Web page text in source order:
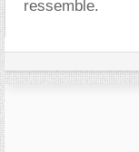
ressemble.